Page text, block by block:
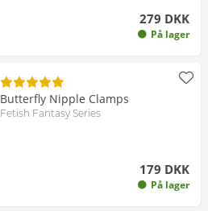
279 DKK
På lager
Butterfly Nipple Clamps
Fetish Fantasy Series
179 DKK
På lager